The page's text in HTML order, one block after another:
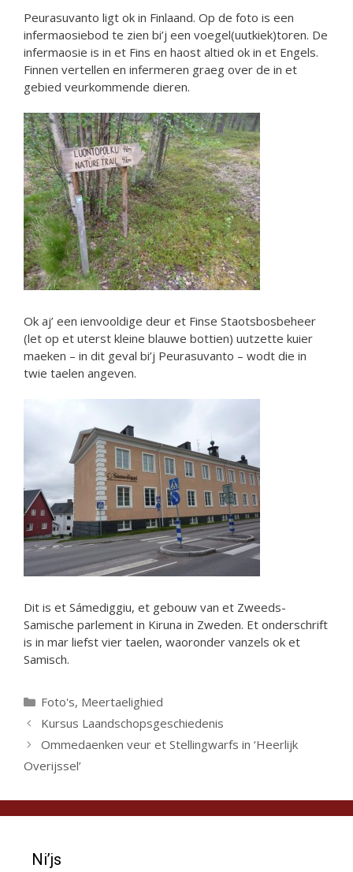
Peurasuvanto ligt ok in Finlaand. Op de foto is een
infermaosiebod te zien bi’j een voegel(uutkiek)toren. De
infermaosie is in et Fins en haost altied ok in et Engels.
Finnen vertellen en infermeren graeg over de in et
gebied veurkommende dieren.
Ok aj’ een ienvooldige deur et Finse Staotsbosbeheer
(let op et uterst kleine blauwe bottien) uutzette kuier
maeken – in dit geval bi’j Peurasuvanto – wodt die in
twie taelen angeven.
Dit is et Sámediggiu, et gebouw van et Zweeds-
Samische parlement in Kiruna in Zweden. Et onderschrift
is in mar liefst vier taelen, waoronder vanzels ok et
Samisch.
Categorieën
Foto's, Meertaelighied
Kursus Laandschopsgeschiedenis
Ommedaenken veur et Stellingwarfs in ‘Heerlijk
Overijssel’
Ni’js